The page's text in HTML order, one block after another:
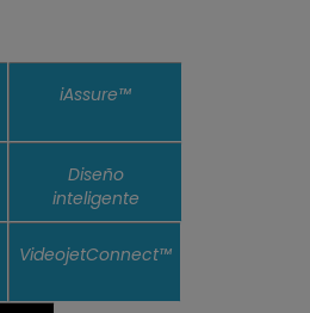
iAssure™
Diseño
inteligente
VideojetConnect™